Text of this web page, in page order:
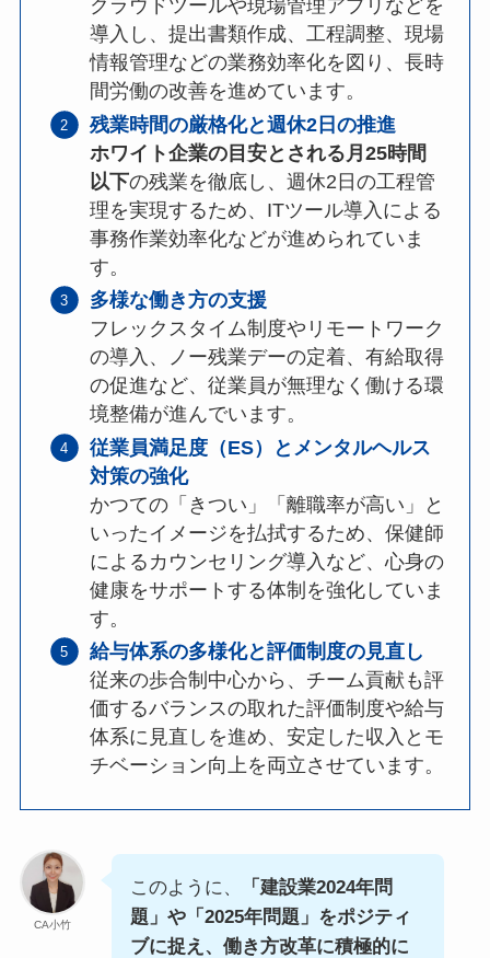
クラウドツールや現場管理アプリなどを
導入し、提出書類作成、工程調整、現場
情報管理などの業務効率化を図り、長時
間労働の改善を進めています。
残業時間の厳格化と週休2日の推進
ホワイト企業の目安とされる月25時間
以下の残業を徹底し、週休2日の工程管
理を実現するため、ITツール導入による
事務作業効率化などが進められていま
す。
多様な働き方の支援
フレックスタイム制度やリモートワーク
の導入、ノー残業デーの定着、有給取得
の促進など、従業員が無理なく働ける環
境整備が進んでいます。
従業員満足度（ES）とメンタルヘルス
対策の強化
かつての「きつい」「離職率が高い」と
いったイメージを払拭するため、保健師
によるカウンセリング導入など、心身の
健康をサポートする体制を強化していま
す。
給与体系の多様化と評価制度の見直し
従来の歩合制中心から、チーム貢献も評
価するバランスの取れた評価制度や給与
体系に見直しを進め、安定した収入とモ
チベーション向上を両立させています。
CA小竹
このように、
「建設業2024年問
題」や「2025年問題」をポジティ
ブに捉え、働き方改革に積極的に